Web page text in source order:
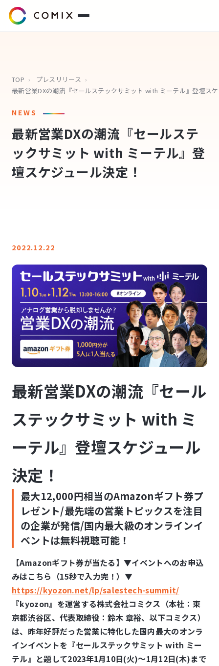
プレスリリース
代表挨拶
役員紹介
お問い合わせ
TOP › プレスリリース ›
NEWS
最新営業DXの潮流『セールステ
ックサミット with ミーテル』登
壇スケジュール決定！
2022.12.22
最新営業DXの潮流『セール
ステックサミット with ミ
ーテル』登壇スケジュール
決定！
最大12,000円相当のAmazonギフト券プ
レゼント/最先端の営業トピックスを注目
の企業が発信/国内最大級のオンラインイ
ベントは無料視聴可能！
【Amazonギフト券が当たる】▼イベントへのお申込
みはこちら（15秒で入力完！）▼
https://kyozon.net/lp/salestech-summit/
『kyozon』を運営する株式会社コミクス（本社：東
京都渋⾕区、代表取締役：鈴⽊ 章裕、以下コミクス）
は、昨年好評だった営業に特化した国内最大のオンラ
インイベントを『セールステックサミット with ミー
テル』と題して2023年1月10日(火)〜1月12日(木)まで